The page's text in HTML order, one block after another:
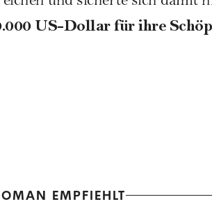
US-Dollar für ihre
EMPFIEHLT